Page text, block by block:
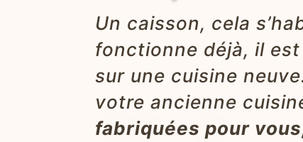
Un caisson, cela
fonctionne déjà, il
sur une cuisine
votre ancienne
fabriquées pour